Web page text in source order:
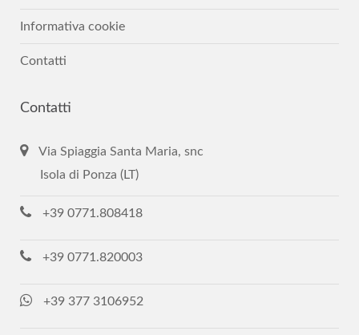
Informativa cookie
Contatti
Contatti
Via Spiaggia Santa Maria, snc
Isola di Ponza (LT)
+39 0771.808418
+39 0771.820003
+39 377 3106952